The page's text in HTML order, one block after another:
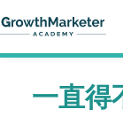
一直